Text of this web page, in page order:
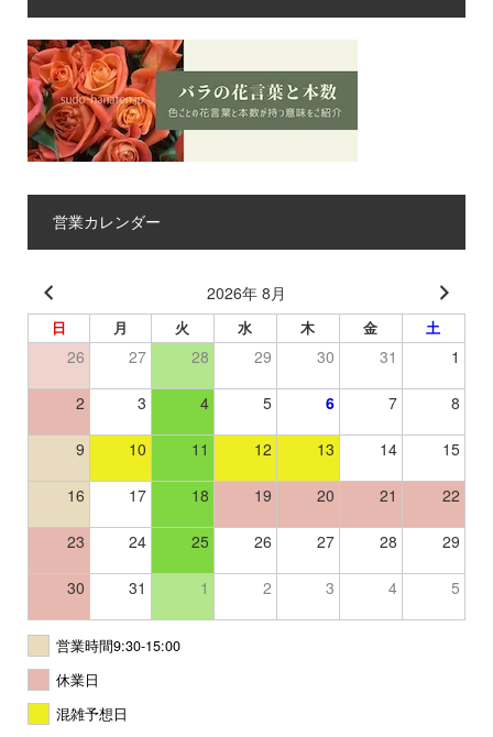
営業カレンダー
2026年 8月
日 月 火 水 木 金 土
26 27 28 29 30 31 1
2 3 4 5 6 7 8
9 10 11 12 13 14 15
16 17 18 19 20 21 22
23 24 25 26 27 28 29
30 31 1 2 3 4 5
営業時間9:30-15:00
休業日
混雑予想日